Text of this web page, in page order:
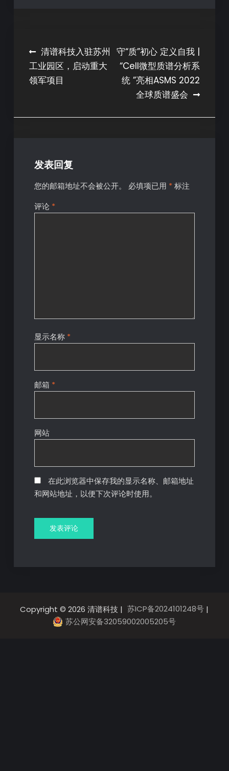
清谱科技入驻苏州
工业园区，启动重大
领军项目
守“质”初心 定义自我 |
“Cell微型质谱分析系
统 ”亮相ASMS 2022
全球质谱盛会
发表回复
您的邮箱地址不会被公开。 必填项已用 *标注
评论 *
显示名称 *
邮箱 *
网站
在此浏览器中保存我的显示名称、邮箱地址
和网站地址，以便下次评论时使用。
Copyright © 2026 清谱科技 | 苏ICP备2024101248号 |
苏公网安备32059002005205号